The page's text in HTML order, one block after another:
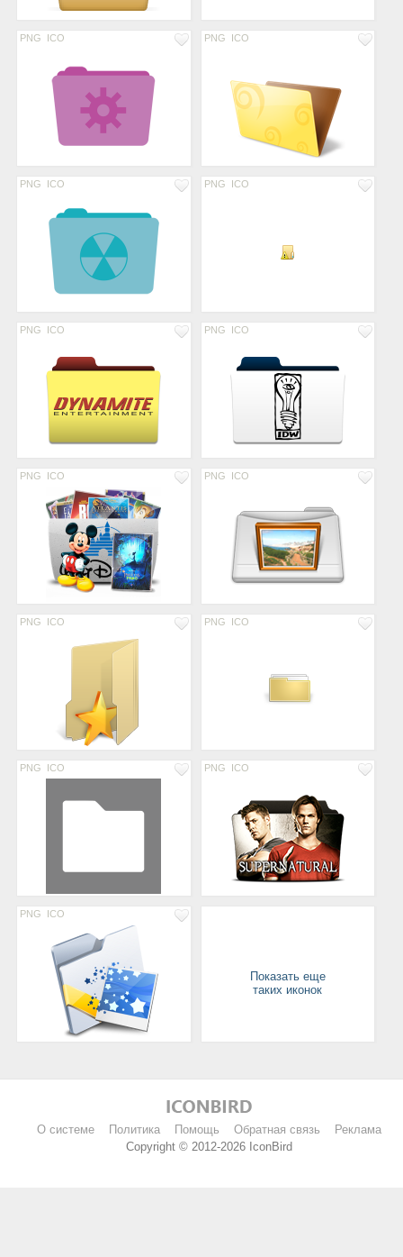
PNG ICO PNG ICO
PNG ICO PNG ICO
PNG ICO PNG ICO
PNG ICO PNG ICO
PNG ICO PNG ICO
PNG ICO PNG ICO
PNG ICO
Показать еще
таких иконок
О системе Политика Помощь Обратная связь
Реклама
Copyright © 2012-2026 IconBird